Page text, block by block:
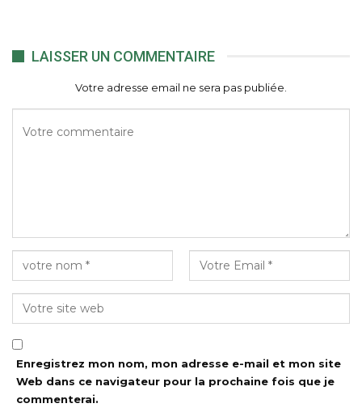
LAISSER UN COMMENTAIRE
Votre adresse email ne sera pas publiée.
Enregistrez mon nom, mon adresse e-mail et mon site
Web dans ce navigateur pour la prochaine fois que je
commenterai.